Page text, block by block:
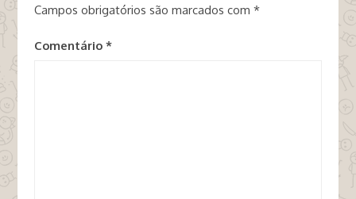
Campos obrigatórios são marcados com *
Comentário *